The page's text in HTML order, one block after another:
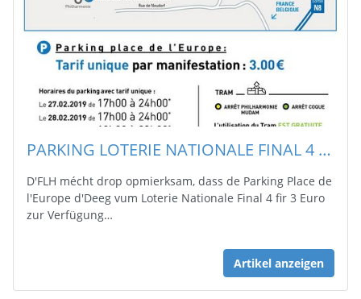
PARKING LOTERIE NATIONALE FINAL 4 27.02.- 03.03.2019
D'FLH mécht drop opmierksam, dass de Parking Place de
l'Europe d'Deeg vum Loterie Nationale Final 4 fir 3 Euro
zur Verfügung…
Artikel anzeigen